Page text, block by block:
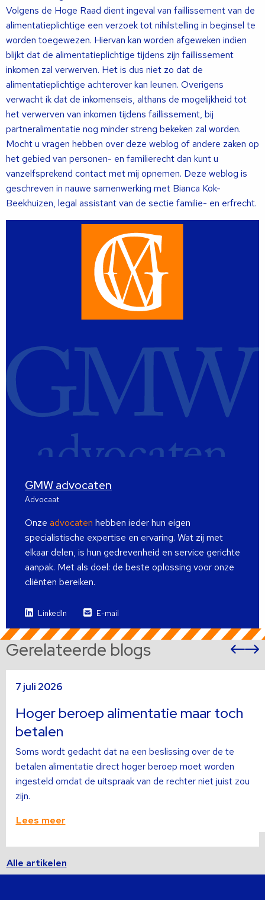
Volgens de Hoge Raad dient ingeval van faillissement van de
alimentatieplichtige een verzoek tot nihilstelling in beginsel te
worden toegewezen. Hiervan kan worden afgeweken indien
blijkt dat de alimentatieplichtige tijdens zijn faillissement
inkomen zal verwerven. Het is dus niet zo dat de
alimentatieplichtige achterover kan leunen. Overigens
verwacht ik dat de inkomenseis, althans de mogelijkheid tot
het verwerven van inkomen tijdens faillissement, bij
partneralimentatie nog minder streng bekeken zal worden.
Mocht u vragen hebben over deze weblog of andere zaken op
het gebied van personen- en familierecht dan kunt u
vanzelfsprekend contact met mij opnemen. Deze weblog is
geschreven in nauwe samenwerking met Bianca Kok-
Beekhuizen, legal assistant van de sectie familie- en erfrecht.
GMW advocaten
Advocaat
Onze advocaten hebben ieder hun eigen
specialistische expertise en ervaring. Wat zij met
elkaar delen, is hun gedrevenheid en service gerichte
aanpak. Met als doel: de beste oplossing voor onze
cliënten bereiken.
LinkedIn E-mail
Gerelateerde blogs
7 juli 2026
Hoger beroep alimentatie maar toch
betalen
Soms wordt gedacht dat na een beslissing over de te
betalen alimentatie direct hoger beroep moet worden
ingesteld omdat de uitspraak van de rechter niet juist zou
zijn.
Lees meer
meer
Alle artikelen